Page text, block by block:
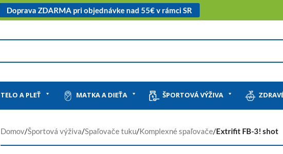
Doprava ZDARMA pri objednávke nad 55€ v rámci SR
TELO A PLEŤ MATKA A DIEŤA ŠPORTOVÁ VÝŽIVA
Domov/Športová výživa/Spaľovače tuku/Komplexné spaľovače/Extrifit FB-3! shot